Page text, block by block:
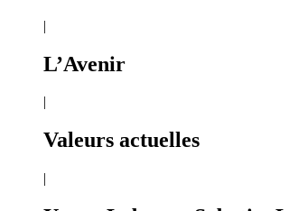
|
L’Avenir
|
Valeurs actuelles
|